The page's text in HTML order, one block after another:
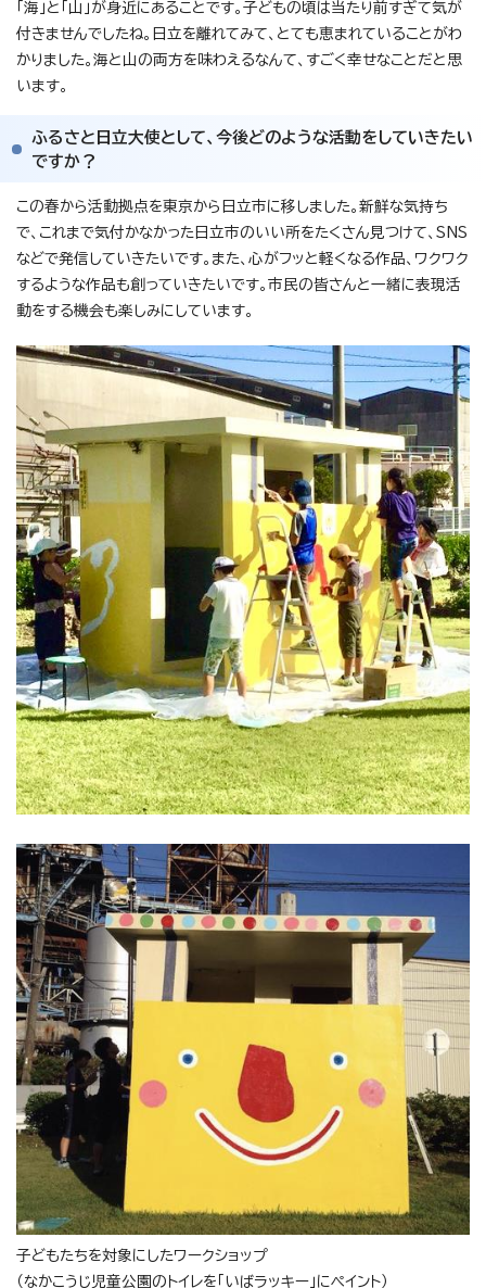
「海」と「山」が身近にあることです。子どもの頃は当たり前すぎて気が
付きませんでしたね。日立を離れてみて、とても恵まれていることがわ
かりました。海と山の両方を味わえるなんて、すごく幸せなことだと思
います。
ふるさと日立大使として、今後どのような活動をしていきたい
ですか？
この春から活動拠点を東京から日立市に移しました。新鮮な気持ち
で、これまで気付かなかった日立市のいい所をたくさん見つけて、SNS
などで発信していきたいです。また、心がフッと軽くなる作品、ワクワク
するような作品も創っていきたいです。市民の皆さんと一緒に表現活
動をする機会も楽しみにしています。
子どもたちを対象にしたワークショップ
（なかこうじ児童公園のトイレを「いばラッキー」にペイント）